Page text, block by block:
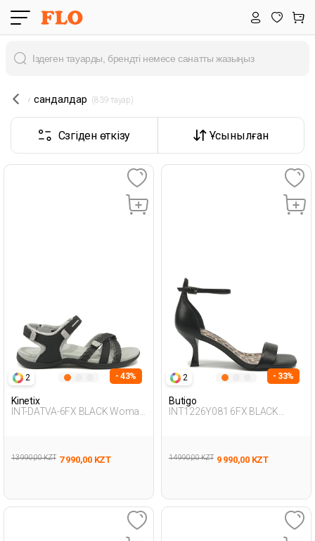
сандалдар (839 тауар)
Сүзгіден өткізу Ұсынылған
2 - 43%
Kinetix
INT-DATVA-6FX BLACK Woman
13 990,00 KZT 7 990,00 KZT
2 - 33%
Butigo
INT1226Y081 6FX BLACK
14 990,00 KZT 9 990,00 KZT